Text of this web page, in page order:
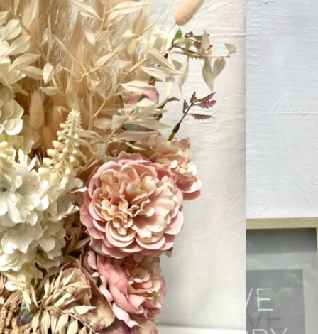
KÜLÖNBSÉGEK VANNAK